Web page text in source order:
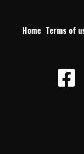
Home Terms of